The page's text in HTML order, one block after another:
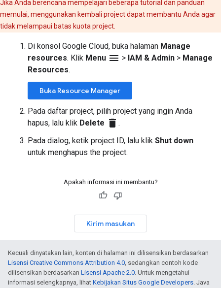
Jika Anda berencana mempelajari beberapa tutorial dan panduan
memulai, menggunakan kembali project dapat membantu Anda agar
tidak melampaui batas kuota project.
Di konsol Google Cloud, buka halaman Manage
resources. Klik Menu menu > IAM & Admin > Manage
Resources.
Buka Resource Manager
Pada daftar project, pilih project yang ingin Anda
hapus, lalu klik Delete delete .
Pada dialog, ketik project ID, lalu klik Shut down
untuk menghapus the project.
Apakah informasi ini membantu?
Kirim masukan
Kecuali dinyatakan lain, konten di halaman ini dilisensikan berdasarkan
Lisensi Creative Commons Attribution 4.0, sedangkan contoh kode
dilisensikan berdasarkan Lisensi Apache 2.0. Untuk mengetahui
informasi selengkapnya, lihat Kebijakan Situs Google Developers. Java